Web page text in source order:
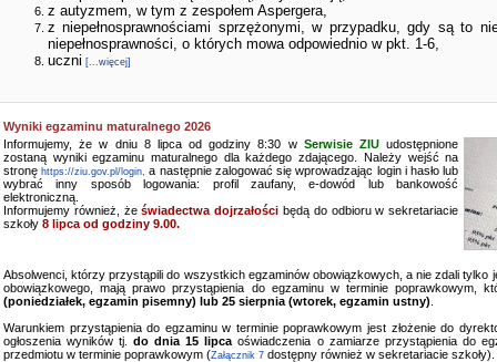
z autyzmem, w tym z zespołem Aspergera,
z niepełnosprawnościami sprzężonymi, w przypadku, gdy są to
niepełnosprawności, o których mowa odpowiednio w pkt. 1-6,
uczni [...więcej]
Wyniki egzaminu maturalnego 2026
Informujemy, że w dniu 8 lipca od godziny 8:30 w Serwisie ZIU udostępnione
zostaną wyniki egzaminu maturalnego dla każdego zdającego. Należy wejść na
stronęhttps://ziu.gov.pl/login, a następnie zalogować się wprowadzając login i hasło lub
wybrać inny sposób logowania: profil zaufany, e-dowód lub bankowość
elektroniczną.
Informujemy również, żeświadectwa dojrzałości będą do odbioru w sekretariacie
szkoły 8 lipca od godziny 9.00.
Absolwenci, którzy przystąpili do wszystkich egzaminów obowiązkowych, a nie zdali tylko
obowiązkowego, mają prawo przystąpienia do egzaminu w terminie poprawkowym,
(poniedziałek, egzamin pisemny) lub 25 sierpnia (wtorek, egzamin ustny)
Warunkiem przystąpienia do egzaminu w terminie poprawkowym jest złożenie do
ogłoszenia wyników tj.do dnia 15 lipca oświadczenia o zamiarze przystąpienia do
przedmiotu w terminie poprawkowym (Załącznik 7 dostępny również w sekretariacie szkoły).